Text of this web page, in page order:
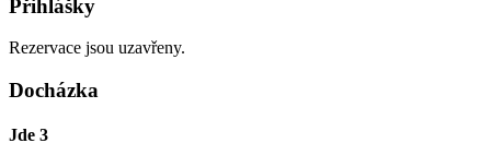
Přihlášky
Rezervace jsou uzavřeny.
Docházka
Jde 3